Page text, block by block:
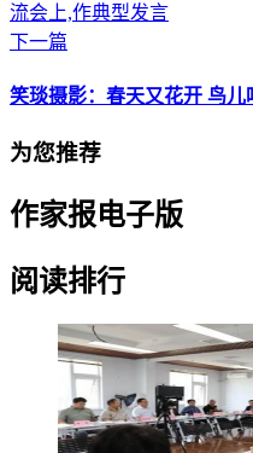
流会上,作典型发言
下一篇
笑琰摄影：春天又花开 鸟儿
为您推荐
作家报电子版
阅读排行